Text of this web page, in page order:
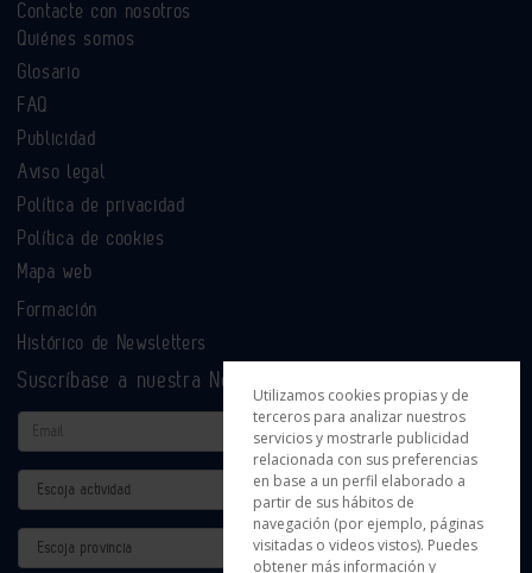
Contacte con nosotros
Quiénes somos
Glosario
FAQ
Publicidad
Aviso legal
Política de privacidad
Política de cookies
Mapa web
Formación
Histórico de Newsletters
Suscríbase a nuestra Newsletter
Email
Actividad
Provincia
Utilizamos cookies propias y de
terceros para analizar nuestros
servicios y mostrarle publicidad
relacionada con sus preferencias
en base a un perfil elaborado a
partir de sus hábitos de
navegación (por ejemplo, páginas
visitadas o videos vistos). Puedes
obtener más información y